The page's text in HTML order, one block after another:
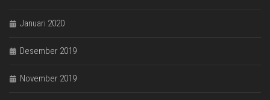
Januari 2020
Desember 2019
November 2019